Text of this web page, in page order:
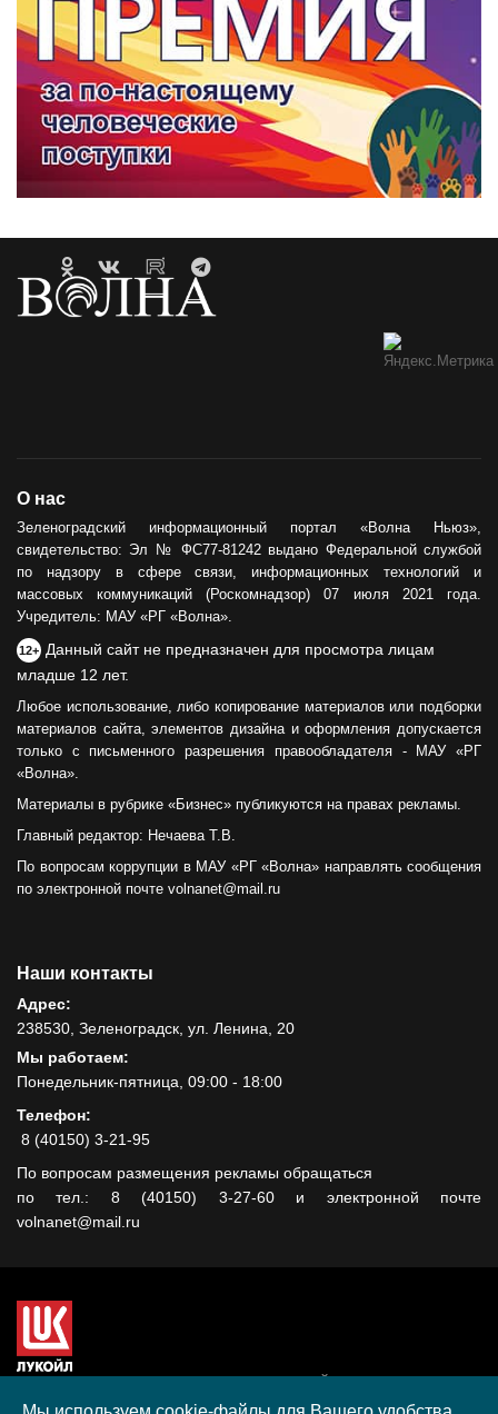
О нас
Зеленоградский информационный портал «Волна Ньюз»,
свидетельство: Эл № ФС77-81242 выдано Федеральной службой
по надзору в сфере связи, информационных технологий и
массовых коммуникаций (Роскомнадзор) 07 июля 2021 года.
Учредитель: МАУ «РГ «Волна».
12+ Данный сайт не предназначен для просмотра лицам
младше 12 лет.
Любое использование, либо копирование материалов или подборки
материалов сайта, элементов дизайна и оформления допускается
только с письменного разрешения правообладателя - МАУ «РГ
«Волна».
Материалы в рубрике «Бизнес» публикуются на правах рекламы.
Главный редактор: Нечаева Т.В.
По вопросам коррупции в МАУ «РГ «Волна» направлять сообщения
по электронной почте volnanet@mail.ru
Наши контакты
Адрес:
238530, Зеленоградск, ул. Ленина, 20
Мы работаем:
Понедельник-пятница, 09:00 - 18:00
Телефон:
8 (40150) 3-21-95
По вопросам размещения рекламы обращаться
по тел.: 8 (40150) 3-27-60 и электронной почте
volnanet@mail.ru
гранта, полученного в рамках XIII Конкурса социальных и